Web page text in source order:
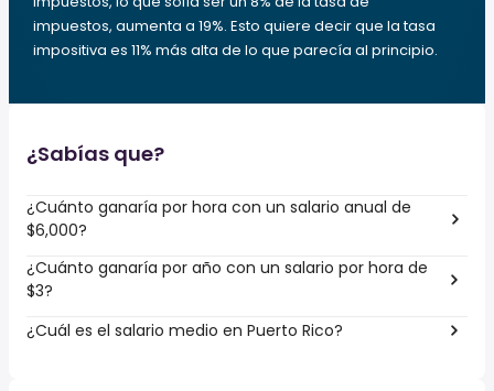
impuestos, aumenta a 19%. Esto quiere decir que la tasa
impositiva es 11% más alta de lo que parecía al principio.
¿Sabías que?
¿Cuánto ganaría por hora con un salario anual de
$6,000?
¿Cuánto ganaría por año con un salario por hora de
$3?
¿Cuál es el salario medio en Puerto Rico?